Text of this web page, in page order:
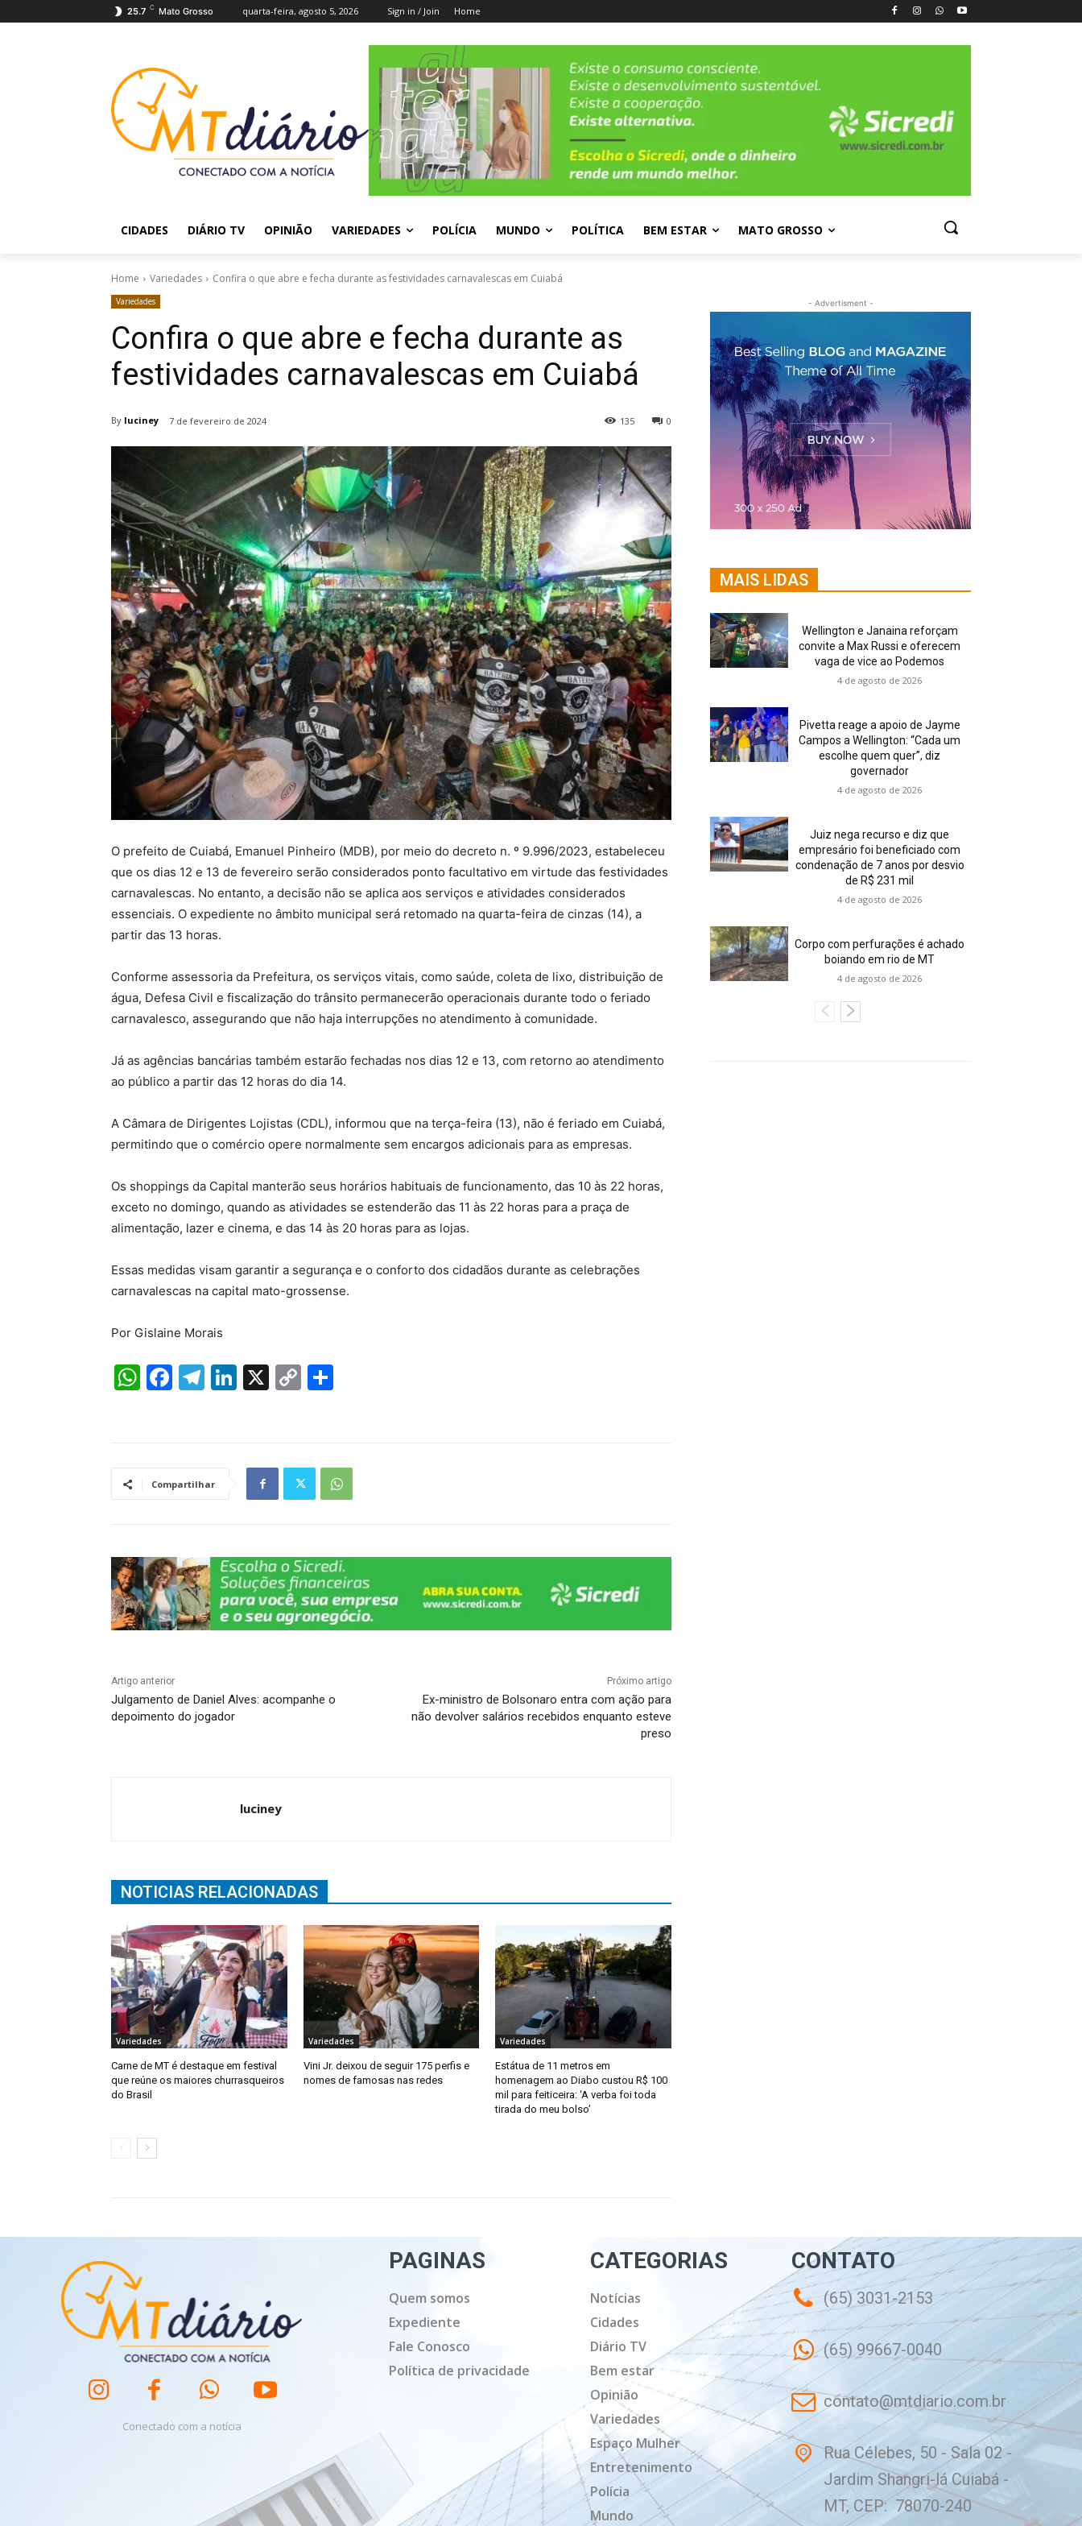
25.7 C Mato Grosso quarta-feira, agosto 5, 2026 Sign in / Join Home
CIDADES DIÁRIO TV OPINIÃO VARIEDADES POLÍCIA MUNDO POLÍTICA BEM ESTAR MATO GROSSO
Home Variedades Confira o que abre e fecha durante as festividades carnavalescas em Cuiabá
Variedades
Confira o que abre e fecha durante as
festividades carnavalescas em Cuiabá
By luciney 7 de fevereiro de 2024 0
135
O prefeito de Cuiabá, Emanuel Pinheiro (MDB), por meio do decreto n. º 9.996/2023, estabeleceu
que os dias 12 e 13 de fevereiro serão considerados ponto facultativo em virtude das festividades
carnavalescas. No entanto, a decisão não se aplica aos serviços e atividades considerados
essenciais. O expediente no âmbito municipal será retomado na quarta-feira de cinzas (14), a
partir das 13 horas.
Conforme assessoria da Prefeitura, os serviços vitais, como saúde, coleta de lixo, distribuição de
água, Defesa Civil e fiscalização do trânsito permanecerão operacionais durante todo o feriado
carnavalesco, assegurando que não haja interrupções no atendimento à comunidade.
Já as agências bancárias também estarão fechadas nos dias 12 e 13, com retorno ao atendimento
ao público a partir das 12 horas do dia 14.
A Câmara de Dirigentes Lojistas (CDL), informou que na terça-feira (13), não é feriado em Cuiabá,
permitindo que o comércio opere normalmente sem encargos adicionais para as empresas.
Os shoppings da Capital manterão seus horários habituais de funcionamento, das 10 às 22 horas,
exceto no domingo, quando as atividades se estenderão das 11 às 22 horas para a praça de
alimentação, lazer e cinema, e das 14 às 20 horas para as lojas.
Essas medidas visam garantir a segurança e o conforto dos cidadãos durante as celebrações
carnavalescas na capital mato-grossense.
Por Gislaine Morais
W
A
F
b
k
T
a
Li
n
X
C
Li
n
Compartilhar
Artigo anterior
Julgamento de Daniel Alves: acompanhe o
depoimento do jogador
Próximo artigo
Ex-ministro de Bolsonaro entra com ação para
não devolver salários recebidos enquanto esteve
preso
luciney
NOTICIAS RELACIONADAS
Variedades
Carne de MT é destaque em festival
que reúne os maiores churrasqueiros
do Brasil
Variedades
Vini Jr. deixou de seguir 175 perfis e
nomes de famosas nas redes
Variedades
Estátua de 11 metros em
homenagem ao Diabo custou R$ 100
mil para feiticeira: ‘A verba foi toda
tirada do meu bolso’
- Advertisment -
MAIS LIDAS
Wellington e Janaina reforçam
convite a Max Russi e oferecem
vaga de vice ao Podemos
4 de agosto de 2026
Pivetta reage a apoio de Jayme
Campos a Wellington: “Cada um
escolhe quem quer”, diz
governador
4 de agosto de 2026
Juiz nega recurso e diz que
empresário foi beneficiado com
condenação de 7 anos por desvio
de R$ 231 mil
4 de agosto de 2026
Corpo com perfurações é achado
boiando em rio de MT
4 de agosto de 2026
Conectado com a notícia
PAGINAS
Quem somos
Expediente
Fale Conosco
Política de privacidade
CATEGORIAS
Notícias
Cidades
Diário TV
Bem estar
Opinião
Variedades
Espaço Mulher
Entretenimento
Polícia
Mundo
CONTATO
(65) 3031-2153
(65) 99667-0040
contato@mtdiario.com.br
Rua Célebes, 50 - Sala 02 -
Jardim Shangri-lá Cuiabá -
MT, CEP: 78070-240